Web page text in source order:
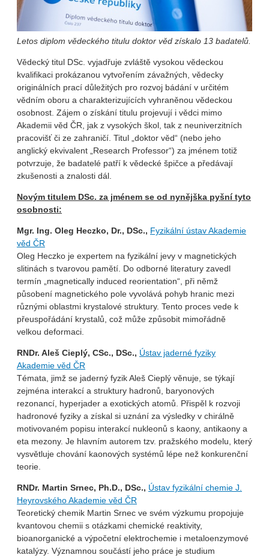
Letos diplom vědeckého titulu doktor věd získalo 13 badatelů.
Vědecký titul DSc. vyjadřuje zvláště vysokou vědeckou
kvalifikaci prokázanou vytvořením závažných, vědecky
originálních prací důležitých pro rozvoj bádání v určitém
vědním oboru a charakterizujících vyhraněnou vědeckou
osobnost. Zájem o získání titulu projevují i vědci mimo
Akademii věd ČR, jak z vysokých škol, tak z neuniverzitních
pracovišť či ze zahraničí. Titul „doktor věd“ (nebo jeho
anglický ekvivalent „Research Professor“) za jménem totiž
potvrzuje, že badatelé patří k vědecké špičce a předávají
zkušenosti a znalosti dál.
Novým titulem DSc. za jménem se od nynějška pyšní tyto
osobnosti:
Mgr. Ing. Oleg Heczko, Dr., DSc., Fyzikální ústav Akademie
věd ČR
Oleg Heczko je expertem na fyzikální jevy v magnetických
slitinách s tvarovou pamětí. Do odborné literatury zavedl
termín „magnetically induced reorientation“, při němž
působení magnetického pole vyvolává pohyb hranic mezi
různými oblastmi krystalové struktury. Tento proces vede k
přeuspořádání krystalů, což může způsobit mimořádně
velkou deformaci.
RNDr. Aleš Cieplý, CSc., DSc., Ústav jaderné fyziky
Akademie věd ČR
Témata, jimž se jaderný fyzik Aleš Cieplý věnuje, se týkají
zejména interakcí a struktury hadronů, baryonových
rezonancí, hyperjader a exotických atomů. Přispěl k rozvoji
hadronové fyziky a získal si uznání za výsledky v chirálně
motivovaném popisu interakcí nukleonů s kaony, antikaony a
eta mezony. Je hlavním autorem tzv. pražského modelu, který
vysvětluje chování kaonových systémů lépe než konkurenční
teorie.
RNDr. Martin Srnec, Ph.D., DSc., Ústav fyzikální chemie J.
Heyrovského Akademie věd ČR
Teoretický chemik Martin Srnec ve svém výzkumu propojuje
kvantovou chemii s otázkami chemické reaktivity,
bioanorganické a výpočetní elektrochemie i metaloenzymové
katalýzy. Významnou součástí jeho práce je studium